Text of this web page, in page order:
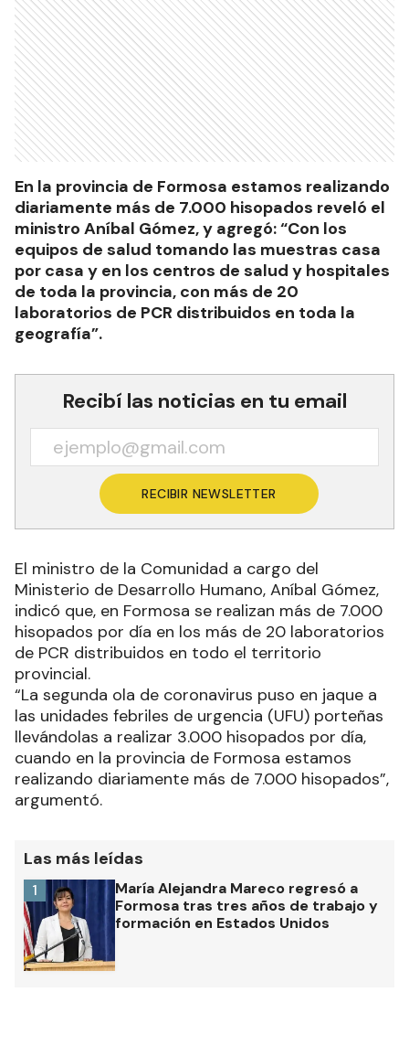
En la provincia de Formosa estamos realizando
diariamente más de 7.000 hisopados reveló el
ministro Aníbal Gómez, y agregó: “Con los
equipos de salud tomando las muestras casa
por casa y en los centros de salud y hospitales
de toda la provincia, con más de 20
laboratorios de PCR distribuidos en toda la
geografía”.
Recibí las noticias en tu email
RECIBIR NEWSLETTER
El ministro de la Comunidad a cargo del
Ministerio de Desarrollo Humano, Aníbal Gómez,
indicó que, en Formosa se realizan más de 7.000
hisopados por día en los más de 20 laboratorios
de PCR distribuidos en todo el territorio
provincial.
“La segunda ola de coronavirus puso en jaque a
las unidades febriles de urgencia (UFU) porteñas
llevándolas a realizar 3.000 hisopados por día,
cuando en la provincia de Formosa estamos
realizando diariamente más de 7.000 hisopados”,
argumentó.
Las más leídas
María Alejandra Mareco regresó a
Formosa tras tres años de trabajo y
formación en Estados Unidos
1